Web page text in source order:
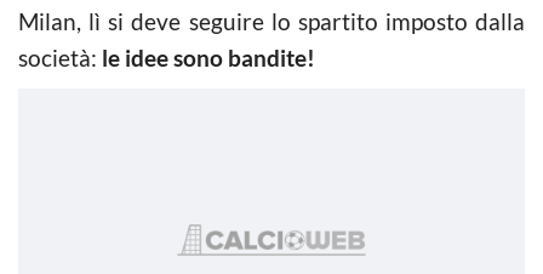
Milan, lì si deve seguire lo spartito imposto dalla
società: le idee sono bandite!